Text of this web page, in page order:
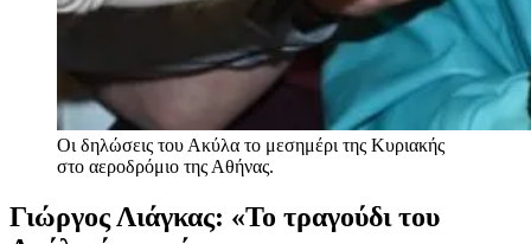
Οι δηλώσεις του Ακύλα το μεσημέρι της Κυριακής
στο αεροδρόμιο της Αθήνας.
Γιώργος Λιάγκας: «Το τραγούδι του